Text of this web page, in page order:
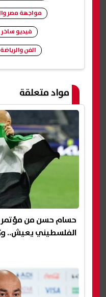
مواجهة مصر
فيديو ساخر
الفن والرياضة
مواد متعلقة
حسام حسن من مؤتمر
الفلسطيني يعيش..